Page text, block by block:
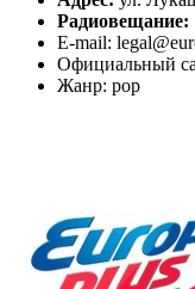
Радиовещание:
E-mail:
Официальный
Жанр: pop